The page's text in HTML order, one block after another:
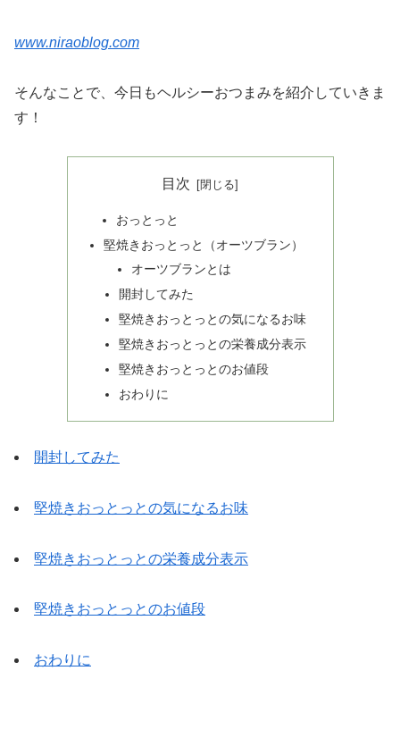
www.niraoblog.com
そんなことで、今日もヘルシーおつまみを紹介していきま
す！
目次
おっとっと
堅焼きおっとっと（オーツブラン）
オーツブランとは
開封してみた
堅焼きおっとっとの気になるお味
堅焼きおっとっとの栄養成分表示
堅焼きおっとっとのお値段
おわりに
開封してみた
堅焼きおっとっとの気になるお味
堅焼きおっとっとの栄養成分表示
堅焼きおっとっとのお値段
おわりに